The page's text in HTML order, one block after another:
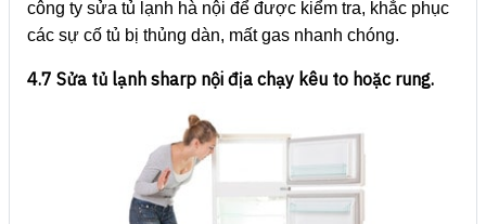
công ty sửa tủ lạnh hà nội để được kiểm tra, khắc phục
các sự cố tủ bị thủng dàn, mất gas nhanh chóng.
4.7 Sửa tủ lạnh sharp nội địa chạy kêu to hoặc rung.